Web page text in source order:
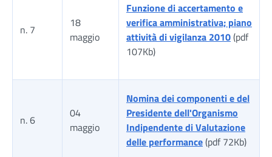
n. 7
18
maggio
Funzione di accertamento e
verifica amministrativa; piano
attività di vigilanza 2010(pdf
107Kb)
n. 6
04
maggio
Nomina dei componenti e del
Presidente dell'Organismo
Indipendente di Valutazione
delle performance(pdf 72Kb)